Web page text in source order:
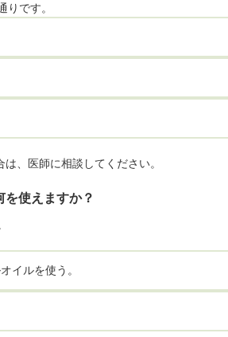
です。
、医師に相談してください。
使えますか？
イルを使う。